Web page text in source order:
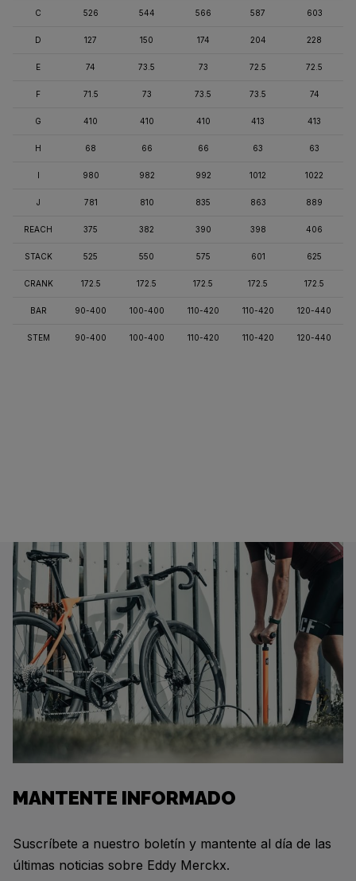
C 526 544 566 587 603
D 127 150 174 204 228
E 74 73.5 73 72.5 72.5
F 71.5 73 73.5 73.5 74
G 410 410 410 413 413
H 68 66 66 63 63
I 980 982 992 1012 1022
J 781 810 835 863 889
REACH 375 382 390 398 406
STACK 525 550 575 601 625
CRANK 172.5 172.5 172.5 172.5 172.5
BAR 90-400 100-400 110-420 110-420 120-440
STEM 90-400 100-400 110-420 110-420 120-440
MANTENTE INFORMADO
Suscríbete a nuestro boletín y mantente al día de las
últimas noticias sobre Eddy Merckx.